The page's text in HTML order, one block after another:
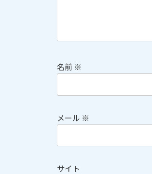
名前 ※
メール ※
サイト